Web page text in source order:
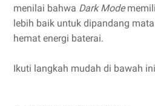
menilai bahwa Dark Mode
lebih baik untuk dipandang
hemat energi baterai.
Ikuti langkah mudah di bawah